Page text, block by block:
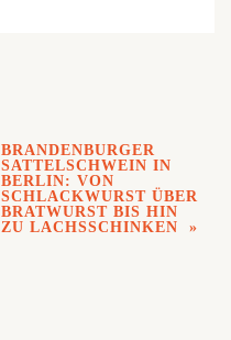
BRANDENBURGER
SATTELSCHWEIN IN
BERLIN: VON
SCHLACKWURST ÜBER
BRATWURST BIS HIN
ZU LACHSSCHINKEN